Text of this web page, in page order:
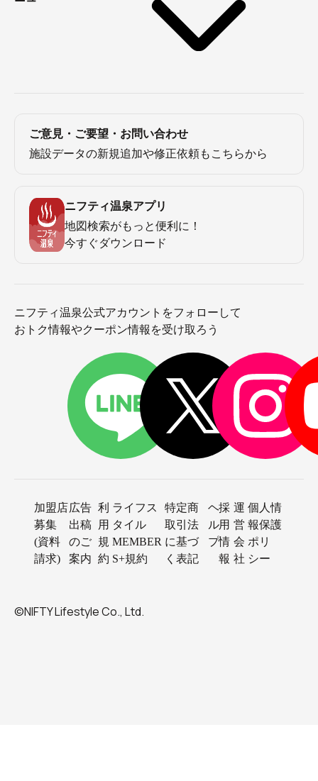
ご意見・ご要望・お問い合わせ
施設データの新規追加や修正依頼もこちらから
ニフティ温泉アプリ
地図検索がもっと便利に！
今すぐダウンロード
ニフティ温泉公式アカウントをフォローして
おトク情報やクーポン情報を受け取ろう
加盟店
募集
(資料
請求)
広告
出稿
のご
案内
利
用
規
約
ライフス
タイル
MEMBER
S+規約
特定商
取引法
に基づ
く表記
ヘ
ル
プ
採
用
情
報
運
営
会
社
個人情
報保護
ポリ
シー
©NIFTY Lifestyle Co., Ltd.